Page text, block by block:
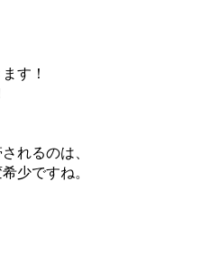
す！
れるのは、
少ですね。